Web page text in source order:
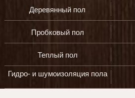
Деревянный пол
Пробковый пол
Теплый пол
Гидро- и шумоизоляция пола